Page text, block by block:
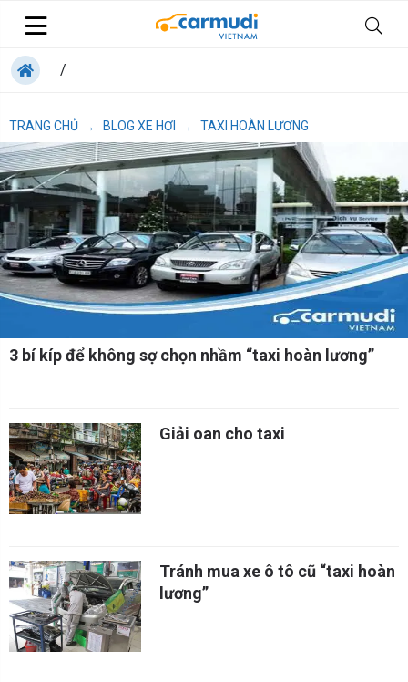
/
TRANG CHỦ → BLOG XE HƠI → TAXI HOÀN LƯƠNG
3 bí kíp để không sợ chọn nhầm “taxi hoàn lương”
Giải oan cho taxi
Tránh mua xe ô tô cũ “taxi hoàn
lương”